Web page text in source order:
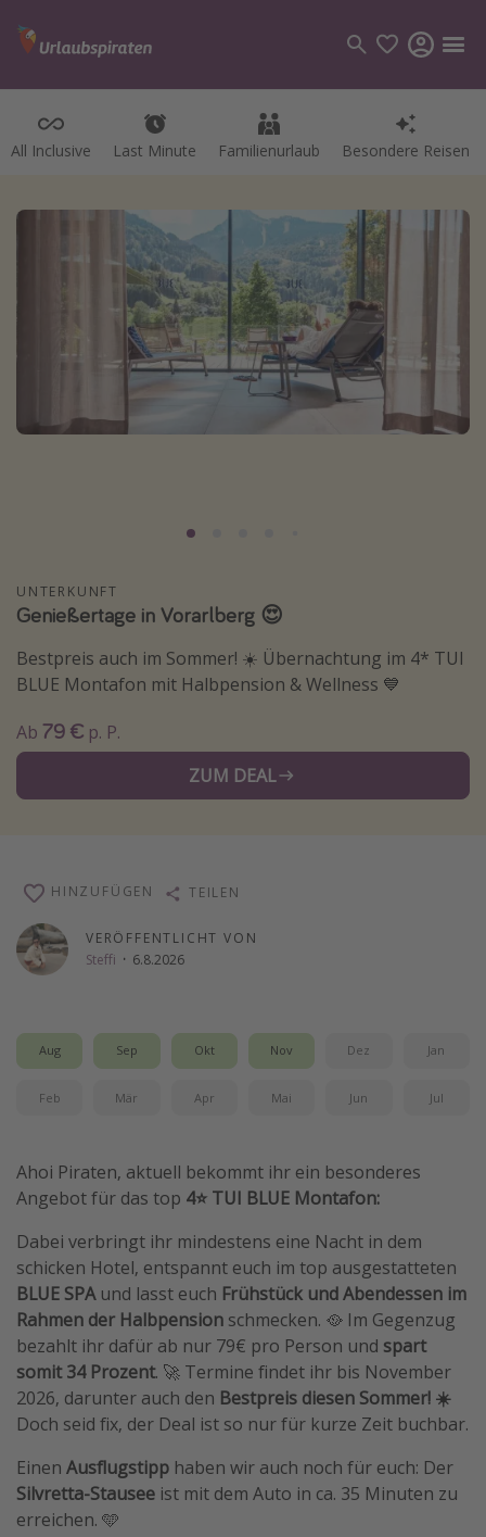
All Inclusive Last Minute Familienurlaub Besondere Reisen
Kategorien
Pauschalreisen
Kreuzfahrten
St. Lucia Urlaub
Kefalonia Urlaub
Krabi Urlaub
Tulum Urlaub
Sri Lanka Rundreise
Japan Rundreise
Wellnessurlaub
Disneyland Paris
Roadtrips
Singlereisen
Strandurlaub
Gruppenreisen
Hotels in Amsterdam
Hotels am Achensee
Weitere Themen
Reise Journal
Familienurlaub in der Türkei
Rundreisen in Thailand
Bahnreisen in der Schweiz
Reisepassfreie Reiseziele
Travel Know How
Silvesterreisen
UNTERKUNFT
Genießertage in Vorarlberg 😍
Bestpreis auch im Sommer! ☀️ Übernachtung im 4* TUI
BLUE Montafon mit Halbpension & Wellness 💙
Ab 79 € p. P.
ZUM DEAL
VERÖFFENTLICHT VON
Steffi · 6.8.2026
HINZUFÜGEN TEILEN
Aug Sep Okt Nov Dez Jan
Feb Mär Apr Mai Jun Jul
Ahoi Piraten, aktuell bekommt ihr ein besonderes
Angebot für das top 4⭐️ TUI BLUE Montafon:
Dabei verbringt ihr mindestens eine Nacht in dem
schicken Hotel, entspannt euch im top ausgestatteten
BLUE SPA und lasst euch Frühstück und Abendessen im
Rahmen der Halbpension schmecken. 🥘 Im Gegenzug
bezahlt ihr dafür ab nur 79€ pro Person und spart
somit 34 Prozent. 🚀 Termine findet ihr bis November
2026, darunter auch den Bestpreis diesen Sommer! ☀️
Doch seid fix, der Deal ist so nur für kurze Zeit buchbar.
Einen Ausflugstipp haben wir auch noch für euch: Der
Silvretta-Stausee ist mit dem Auto in ca. 35 Minuten zu
erreichen. 🩵